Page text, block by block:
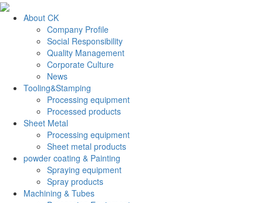
About CK
Company Profile
Social Responsibility
Quality Management
Corporate Culture
News
Tooling&Stamping
Processing equipment
Processed products
Sheet Metal
Processing equipment
Sheet metal products
powder coating & Painting
Spraying equipment
Spray products
Machining & Tubes